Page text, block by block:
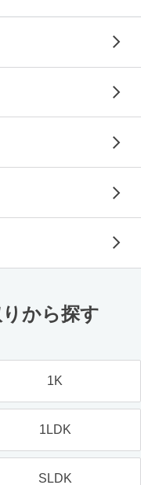
から探す
1K
1LDK
SLDK